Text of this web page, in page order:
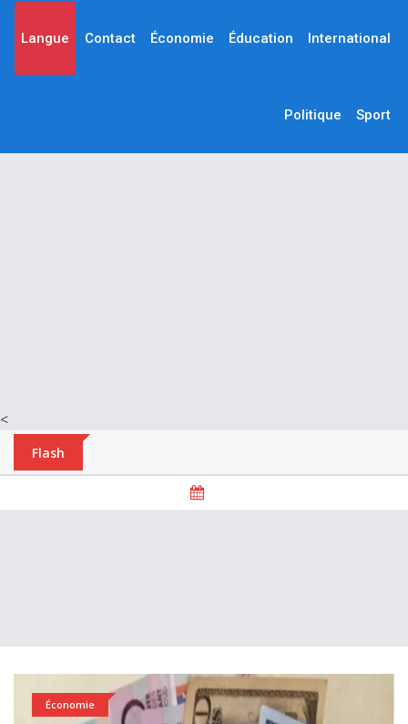
<
Langue Contact Économie Éducation International
Politique Sport
Flash
Économie